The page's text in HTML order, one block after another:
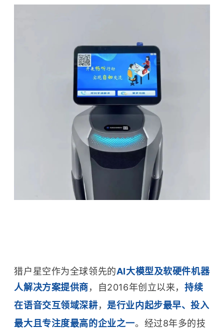
猎户星空作为全球领先的AI大模型及软硬件机器
人解决方案提供商，自2016年创立以来， 持续
在语音交互领域深耕， 是行业内起步最早、投入
最大且专注度最高的企业之一。经过8年多的技